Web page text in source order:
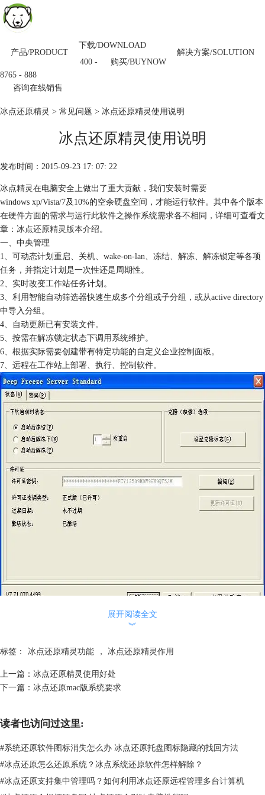
产品/PRODUCT 解决方案/SOLUTION
下载/DOWNLOAD
购买/BUYNOW
400 -
8765 - 888
咨询在线销售
冰点还原精灵 > 常见问题 > 冰点还原精灵使用说明
冰点还原精灵使用说明
发布时间：2015-09-23 17: 07: 22
冰点精灵在电脑安全上做出了重大贡献，我们安装时需要
windows xp/Vista/7及10%的空余硬盘空间，才能运行软件。其中各个版本
在硬件方面的需求与运行此软件之操作系统需求各不相同，详细可查看文
章： 冰点还原精灵版本介绍。
一、中央管理
1、可动态计划重启、关机、wake-on-lan、冻结、解冻、解冻锁定等各项
任务，并指定计划是一次性还是周期性。
2、实时改变工作站任务计划。
3、利用智能自动筛选器快速生成多个分组或子分组，或从active directory
中导入分组。
4、自动更新已有安装文件。
5、按需在解冻锁定状态下调用系统维护。
6、根据实际需要创建带有特定功能的自定义企业控制面板。
7、远程在工作站上部署、执行、控制软件。
图一：使用界面
二、部署和互换操作选项
1、提供安静安装选项，供快速网络部署之用。
2、可将软件与主镜像文件一起在多个工作站上部署。
集成。
与其他程序交互。
6、通过lan、wan或两者混合来与工作站交换数据。
展开阅读全文
︾
标签： 冰点还原精灵功能 ， 冰点还原精灵作用
上一篇： 冰点还原精灵使用好处
下一篇： 冰点还原mac版系统要求
读者也访问过这里:
#系统还原软件图标消失怎么办 冰点还原托盘图标隐藏的找回方法
#冰点还原怎么还原系统？冰点系统还原软件怎样解除？
#冰点还原支持集中管理吗？如何利用冰点还原远程管理多台计算机